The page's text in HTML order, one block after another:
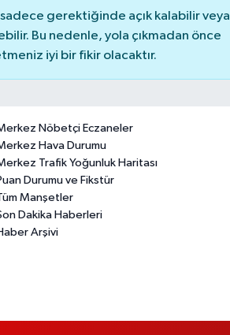
gerektiğinde açık kalabilir veya
Bu nedenle, yola çıkmadan önce
iyi bir fikir olacaktır.
Nöbetçi Eczaneler
Hava Durumu
Trafik Yoğunluk Haritası
Durumu ve Fikstür
Manşetler
Dakika Haberleri
Arşivi